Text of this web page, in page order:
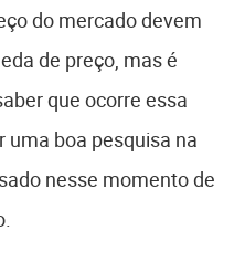
do mercado devem
de preço, mas é
que ocorre essa
uma boa pesquisa na
nesse momento de